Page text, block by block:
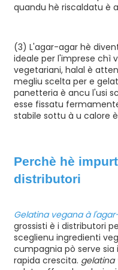
quandu hè riscaldatu è
(3) L'agar-agar hè
ideale per l'imprese chì
vegetariani, halal è
megliu scelta per e
panetteria è ancu l'usi
esse fissatu
stabile sottu à u calore
Perchè hè
distributori
Gelatina vegana à
grossisti è i distributori
sceglienu ingredienti
cumpagnia pò serve sia
rapida crescita. gelatina